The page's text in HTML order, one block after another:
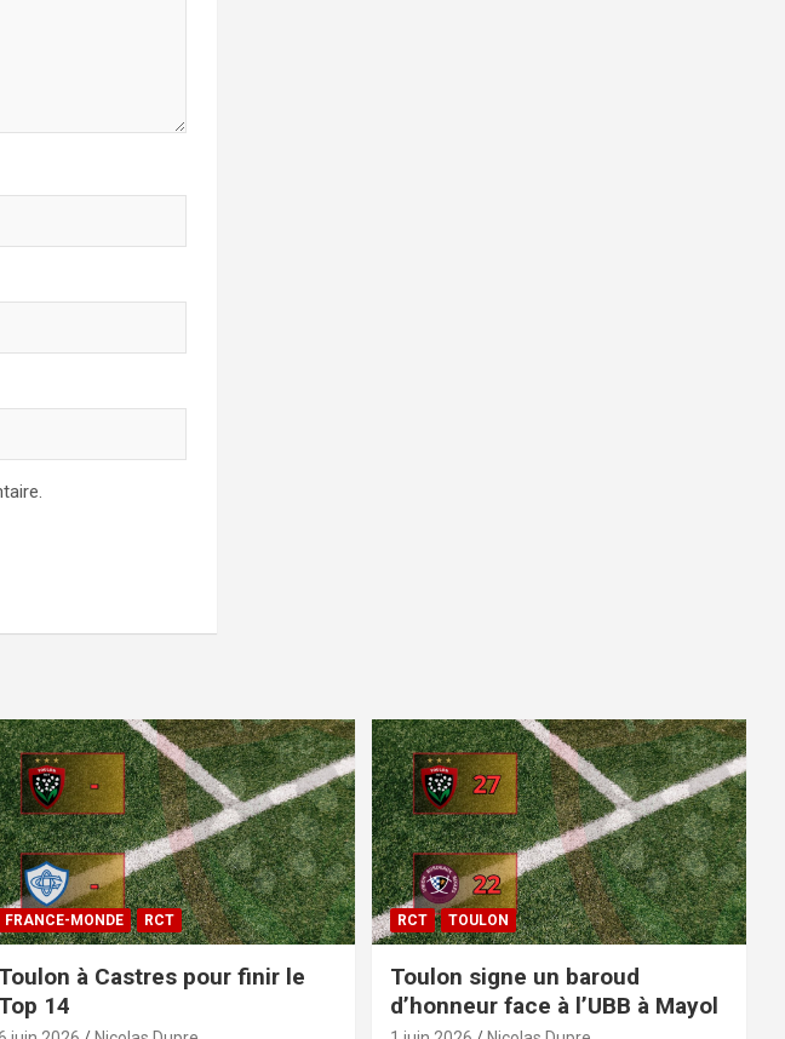
FRANCE-MONDE RCT
Toulon à Castres pour finir le
Top 14
RCT TOULON
Toulon signe un baroud
d’honneur face à l’UBB à Mayol